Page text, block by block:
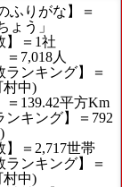
ふりがな】＝
ょう」
】＝1社
7,018人
ランキング】＝
村中)
＝139.42平方Km
ンキング】＝792
】＝2,717世帯
ランキング】＝
村中)